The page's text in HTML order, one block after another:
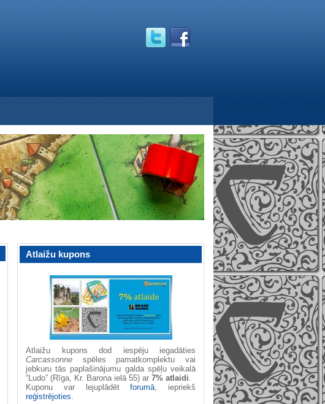
Atlaižu kupons
Atlaižu kupons dod iespēju iegadāties
Carcassonne spēles pamatkomplektu vai
jebkuru tās paplašinājumu galda spēļu veikalā
“Ludo” (Rīga, Kr. Barona ielā 55) ar 7% atlaidi.
Kuponu var lejuplādētforumā, iepriekš
reģistrējoties.